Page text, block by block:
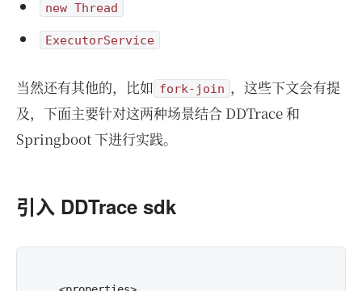
new Thread
ExecutorService
当然还有其他的，比如 fork-join ，这些下文会有提
及，下面主要针对这两种场景结合 DDTrace 和
Springboot 下进行实践。
引入 DDTrace sdk